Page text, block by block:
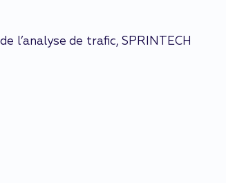
l’analyse de trafic, SPRINTECH